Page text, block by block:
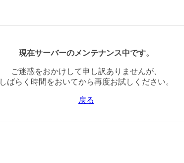
現在サーバーのメンテナンス中です。
ご迷惑をおかけして申し訳ありませんが、
しばらく時間をおいてから再度お試しください。
戻る